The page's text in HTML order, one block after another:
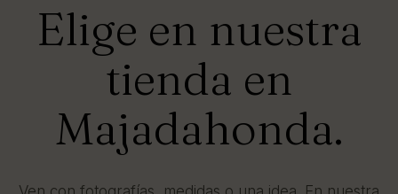
Elige en nuestra
tienda en
Majadahonda.